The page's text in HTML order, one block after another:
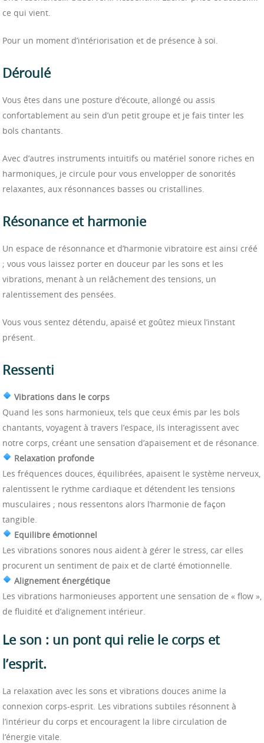
ce qui vient.
Pour un moment d’intériorisation et de présence à soi.
Déroulé
Vous êtes dans une posture d’écoute, allongé ou assis
confortablement au sein d’un petit groupe et je fais tinter les
bols chantants.
Avec d’autres instruments intuitifs ou matériel sonore riches en
harmoniques, je circule pour vous envelopper de sonorités
relaxantes, aux résonnances basses ou cristallines.
Résonance et harmonie
Un espace de résonnance et d’harmonie vibratoire est ainsi créé
; vous vous laissez porter en douceur par les sons et les
vibrations, menant à un relâchement des tensions, un
ralentissement des pensées.
Vous vous sentez détendu, apaisé et goûtez mieux l’instant
présent.
Ressenti
Vibrations dans le corps
Quand les sons harmonieux, tels que ceux émis par les bols
chantants, voyagent à travers l’espace, ils interagissent avec
notre corps, créant une sensation d’apaisement et de résonance.
Relaxation profonde
Les fréquences douces, équilibrées, apaisent le système nerveux,
ralentissent le rythme cardiaque et détendent les tensions
musculaires ; nous ressentons alors l’harmonie de façon
tangible.
Equilibre émotionnel
Les vibrations sonores nous aident à gérer le stress, car elles
procurent un sentiment de paix et de clarté émotionnelle.
Alignement énergétique
Les vibrations harmonieuses apportent une sensation de « flow »,
de fluidité et d’alignement intérieur.
Le son : un pont qui relie le corps et
l’esprit.
La relaxation avec les sons et vibrations douces anime la
connexion corps-esprit. Les vibrations subtiles résonnent à
l’intérieur du corps et encouragent la libre circulation de
l’énergie vitale.